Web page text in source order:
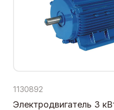
1130892
Электродвигатель 3